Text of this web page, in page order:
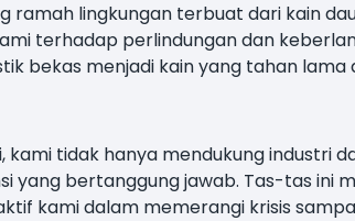
ramah lingkungan terbuat dari kain
terhadap perlindungan dan
bekas menjadi kain yang tahan
tidak hanya mendukung industri
yang bertanggung jawab. Tas-tas ini
kami dalam memerangi krisis